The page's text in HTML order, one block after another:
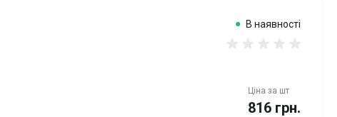
В наявності
Ціна за шт
816 грн.